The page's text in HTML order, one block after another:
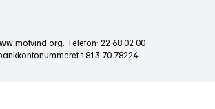
. Telefon: 22 68 02 00
1813.70.78224